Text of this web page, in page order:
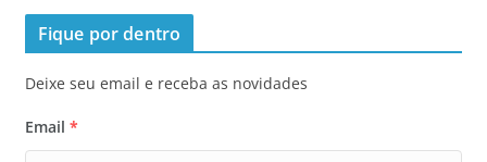
Fique por dentro
Deixe seu email e receba as novidades
Email *